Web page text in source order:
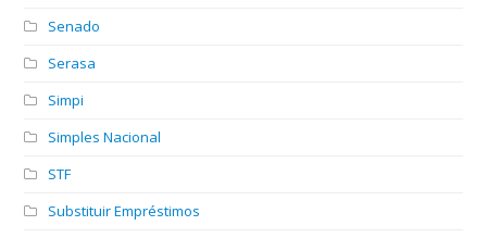
Senado
Serasa
Simpi
Simples Nacional
STF
Substituir Empréstimos